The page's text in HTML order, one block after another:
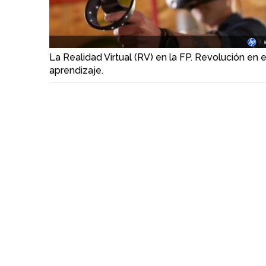
La Realidad Virtual (RV) en la FP. Revolución en
aprendizaje.